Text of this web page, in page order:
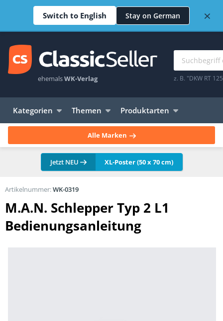
Switch to English Stay on German ×
ehemalsWK-Verlag z. B. "DKW RT
Kategorien Themen Produktarten
Alle Marken
Jetzt NEU XL-Poster (50 x 70 cm)
M.A.N. Schlepper Typ 2 L1
Bedienungsanleitung
Artikelnummer:WK-0319